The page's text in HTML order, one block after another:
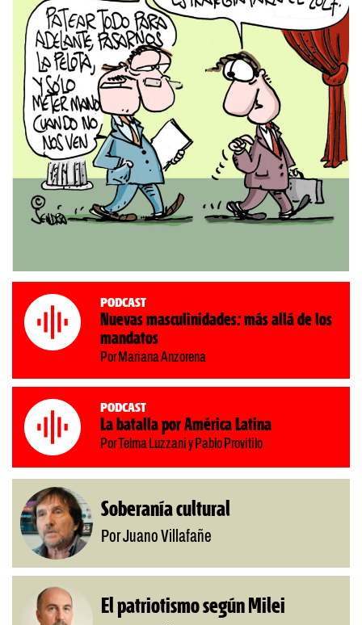
Podcast
Nuevas masculinidades: más allá de los
mandatos
Por Mariana Anzorena
Podcast
La batalla por América Latina
Por Telma Luzzani y Pablo Provitilo
Soberanía cultural
Por Juano Villafañe
El patriotismo según Milei